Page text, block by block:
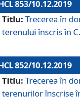
853/10.12.2019
Titlu: Trecerea în
terenului înscris în
852/10.12.2019
Titlu: Trecerea în
terenurilor înscrise